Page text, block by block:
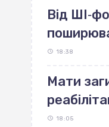
Від
18:38
Мати
18:05